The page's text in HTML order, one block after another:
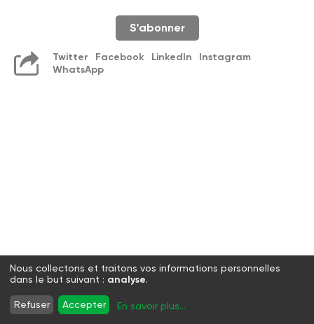
S'abonner
Twitter Facebook LinkedIn
Instagram
WhatsApp
Nous collectons et traitons vos informations personnelles
dans le but suivant : analyse.
Refuser Accepter En savoir plus...